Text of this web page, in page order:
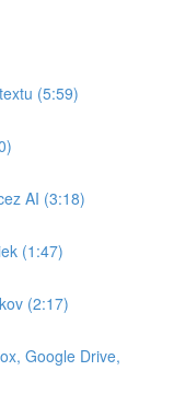
(5:59)
AI (3:18)
(1:47)
(2:17)
Google Drive,